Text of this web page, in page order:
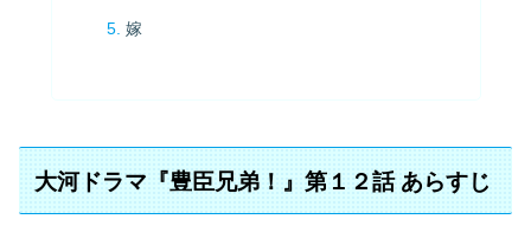
嫁
大河ドラマ『豊臣兄弟！』第１２話 あらすじ